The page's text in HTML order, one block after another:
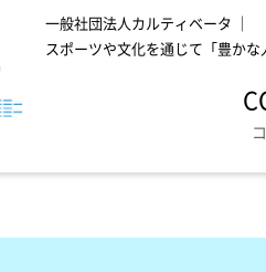
一般社団法人カルティベータ ｜
スポーツや文化を通じて「豊か